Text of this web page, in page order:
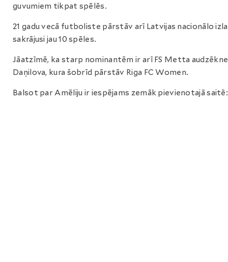
guvumiem tikpat spēlēs.
21 gadu vecā futboliste pārstāv arī Latvijas nacionālo
sakrājusi jau 10 spēles.
Jāatzīmē, ka starp nominantēm ir arī FS Metta
Daņilova, kura šobrīd pārstāv Riga FC Women.
Balsot par Amēliju ir iespējams zemāk pievienotajā saitē: